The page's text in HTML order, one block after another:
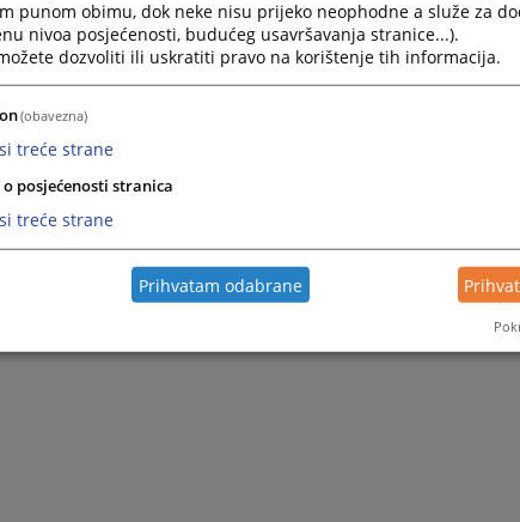
punom obimu, dok neke nisu prijeko neophodne a služe za
nivoa posjećenosti, budućeg usavršavanja stranice...).
dozvoliti ili uskratiti pravo na korištenje tih informacija.
(obavezna)
treće strane
posjećenosti stranica
treće strane
Prihvatam odabrane